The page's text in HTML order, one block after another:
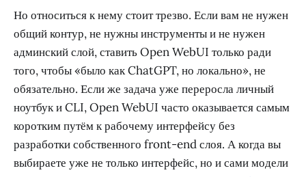
Но относиться к нему стоит трезво. Если вам не нужен
общий контур, не нужны инструменты и не нужен
админский слой, ставить Open WebUI только ради
того, чтобы «было как ChatGPT, но локально», не
обязательно. Если же задача уже переросла личный
ноутбук и CLI, Open WebUI часто оказывается самым
коротким путём к рабочему интерфейсу без
разработки собственного front-end слоя. А когда вы
выбираете уже не только интерфейс, но и сами модели